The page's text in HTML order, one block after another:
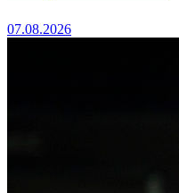
07.08.2026